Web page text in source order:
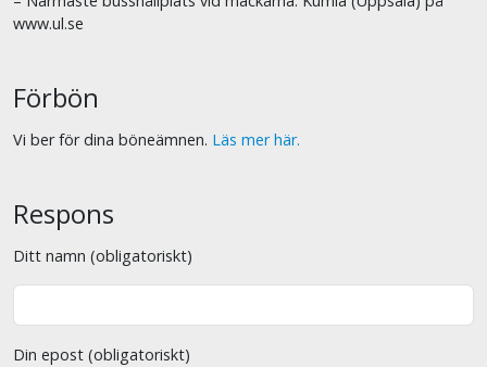
www.ul.se
Förbön
Vi ber för dina böneämnen. Läs mer här.
Respons
Ditt namn (obligatoriskt)
Din epost (obligatoriskt)